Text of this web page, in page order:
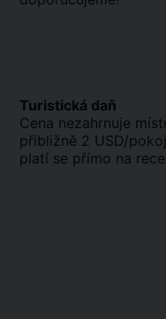
Turistická daň
Cena nezahrnuje
přibližně 2 USD/
platí se přímo na